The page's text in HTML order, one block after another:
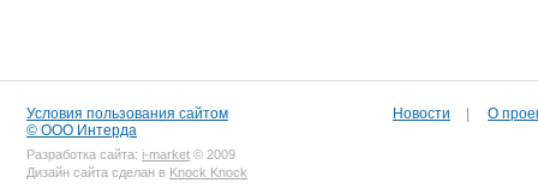
Условия пользования сайтом
© ООО Интерда
Разработка сайта: i-market © 2009
Дизайн сайта сделан в Knock Knock
Новости О